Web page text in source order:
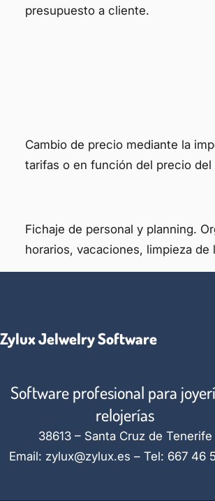
presupuesto a cliente.
Cambio de precio mediante la
tarifas o en función del precio del
Fichaje de personal y planning.
horarios, vacaciones, limpieza de
Zylux Jelwelry Software
Software profesional para
relojerías
38613 – Santa Cruz de Tenerife
Email: zylux@zylux.es – Tel: 667 46